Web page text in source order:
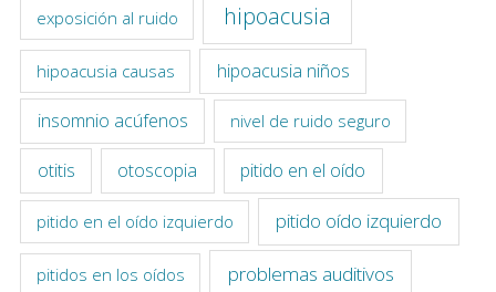
exposición al ruido hipoacusia
hipoacusia causas hipoacusia niños
insomnio acúfenos nivel de ruido seguro
otitis otoscopia pitido en el oído
pitido en el oído izquierdo pitido oído izquierdo
pitidos en los oídos problemas auditivos